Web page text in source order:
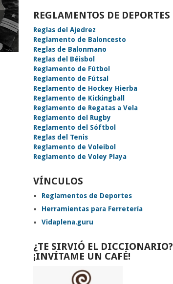
REGLAMENTOS DE DEPORTES
Reglas del Ajedrez
Reglamento de Baloncesto
Reglas de Balonmano
Reglas del Béisbol
Reglamento de Fútbol
Reglamento de Fútsal
Reglamento de Hockey Hierba
Reglamento de Kickingball
Reglamento de Regatas a Vela
Reglamento del Rugby
Reglamento del Sóftbol
Reglas del Tenis
Reglamento de Voleibol
Reglamento de Voley Playa
VÍNCULOS
Reglamentos de Deportes
Herramientas para Ferretería
Vidaplena.guru
¿TE SIRVIÓ EL DICCIONARIO?
¡INVÍTAME UN CAFÉ!